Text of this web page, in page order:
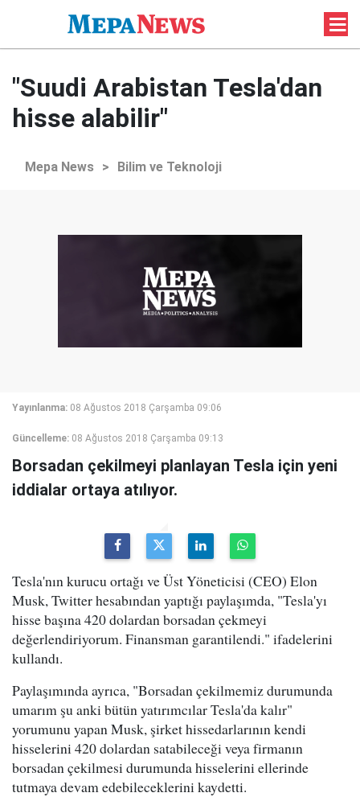
"Suudi Arabistan Tesla'dan
hisse alabilir"
Mepa News > Bilim ve Teknoloji
Yayınlanma: 08 Ağustos 2018 Çarşamba 09:06
Güncelleme: 08 Ağustos 2018 Çarşamba 09:13
Borsadan çekilmeyi planlayan Tesla için yeni
iddialar ortaya atılıyor.
Tesla'nın kurucu ortağı ve Üst Yöneticisi (CEO) Elon
Musk, Twitter hesabından yaptığı paylaşımda, "Tesla'yı
hisse başına 420 dolardan borsadan çekmeyi
değerlendiriyorum. Finansman garantilendi." ifadelerini
kullandı.
Paylaşımında ayrıca, "Borsadan çekilmemiz durumunda
umarım şu anki bütün yatırımcılar Tesla'da kalır"
yorumunu yapan Musk, şirket hissedarlarının kendi
hisselerini 420 dolardan satabileceği veya firmanın
borsadan çekilmesi durumunda hisselerini ellerinde
tutmaya devam edebileceklerini kaydetti.